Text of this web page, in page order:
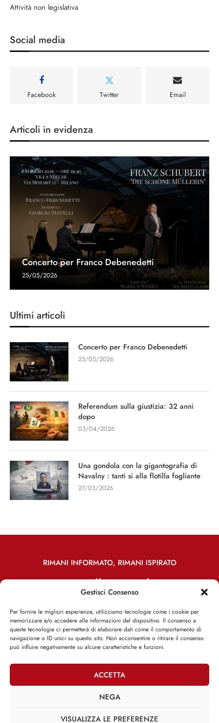
Gestisci Consenso
Per fornire le migliori esperienze, utilizziamo tecnologie come i cookie per
memorizzare e/o accedere alle informazioni del dispositivo. Il consenso a
queste tecnologie ci permetterà di elaborare dati come il comportamento di
navigazione o ID unici su questo sito. Non acconsentire o ritirare il consenso
può influire negativamente su alcune caratteristiche e funzioni.
ACCETTA
NEGA
VISUALIZZA LE PREFERENZE
Attività non legislativa
Social media
Facebook Twitter Email
Articoli in evidenza
Concerto per Franco Debenedetti
25/05/2026
Ultimi articoli
Concerto per Franco Debenedetti
25/05/2026
Referendum sulla giustizia: 32 anni
dopo
03/04/2026
Una gondola con la gigantografia di
Navalny : tanti si alla flotilla fogliante
27/03/2026
RIMANI INFORMATO, RIMANI ISPIRATO
Iscriviti alla Newsletter
ISCRIVITI ADESSO
Twitter